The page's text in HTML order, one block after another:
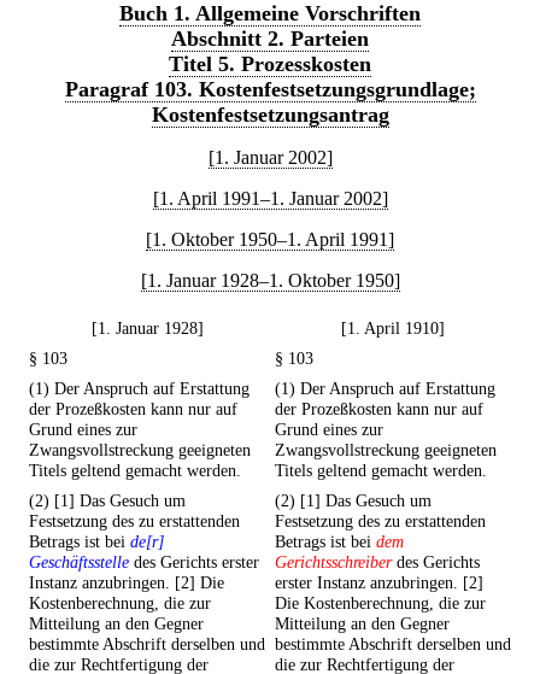
Buch 1. Allgemeine Vorschriften
Abschnitt 2. Parteien
Titel 5. Prozesskosten
Paragraf 103. Kostenfestsetzungsgrundlage;
Kostenfestsetzungsantrag
[1. Januar 2002]
[1. April 1991–1. Januar 2002]
[1. Oktober 1950–1. April 1991]
[1. Januar 1928–1. Oktober 1950]
[1. Januar 1928]
[1. April 1910]
§ 103
§ 103
(1) Der Anspruch auf Erstattung
der Prozeßkosten kann nur auf
Grund eines zur
Zwangsvollstreckung geeigneten
Titels geltend gemacht werden.
(1) Der Anspruch auf Erstattung
der Prozeßkosten kann nur auf
Grund eines zur
Zwangsvollstreckung geeigneten
Titels geltend gemacht werden.
(2) [1] Das Gesuch um
Festsetzung des zu erstattenden
Betrags ist bei de[r]
Geschäftsstelle des Gerichts erster
Instanz anzubringen. [2] Die
Kostenberechnung, die zur
Mitteilung an den Gegner
bestimmte Abschrift derselben und
die zur Rechtfertigung der
(2) [1] Das Gesuch um
Festsetzung des zu erstattenden
Betrags ist bei dem
Gerichtsschreiberdes Gerichts
erster Instanz anzubringen. [2]
Die Kostenberechnung, die zur
Mitteilung an den Gegner
bestimmte Abschrift derselben und
die zur Rechtfertigung der